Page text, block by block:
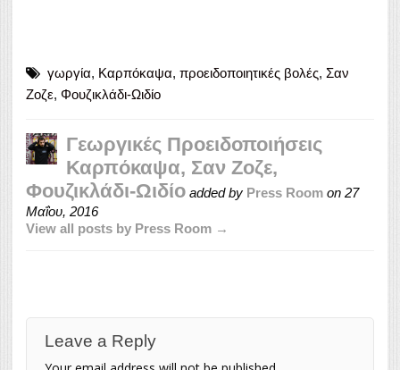
γωργία, Καρπόκαψα, προειδοποιητικές βολές, Σαν
Ζοζε, Φουζικλάδι-Ωιδίο
Γεωργικές Προειδοποιήσεις
Καρπόκαψα, Σαν Ζοζε,
Φουζικλάδι-Ωιδίο added by Press Room on 27
Μαΐου, 2016
View all posts by Press Room →
Leave a Reply